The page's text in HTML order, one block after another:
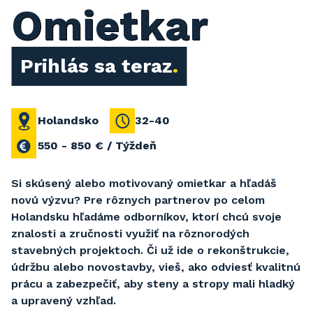
Omietkar
Prihlás sa teraz
Holandsko
32-40
550 - 850 € / Týždeň
Si skúsený alebo motivovaný omietkar a hľadáš
novú výzvu? Pre rôznych partnerov po celom
Holandsku hľadáme odborníkov, ktorí chcú svoje
znalosti a zručnosti využiť na rôznorodých
stavebných projektoch. Či už ide o rekonštrukcie,
údržbu alebo novostavby, vieš, ako odviesť kvalitnú
prácu a zabezpečiť, aby steny a stropy mali hladký
a upravený vzhľad.